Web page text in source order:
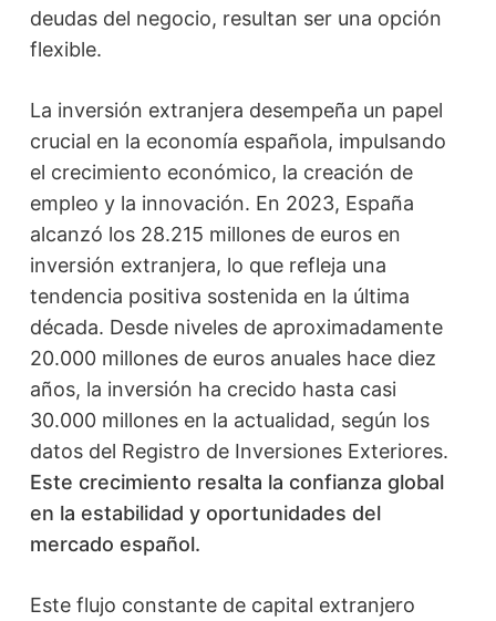
deudas del negocio, resultan ser una opción
flexible.
La inversión extranjera desempeña un papel
crucial en la economía española, impulsando
el crecimiento económico, la creación de
empleo y la innovación. En 2023, España
alcanzó los 28.215 millones de euros en
inversión extranjera, lo que refleja una
tendencia positiva sostenida en la última
década. Desde niveles de aproximadamente
20.000 millones de euros anuales hace diez
años, la inversión ha crecido hasta casi
30.000 millones en la actualidad, según los
datos del Registro de Inversiones Exteriores.
Este crecimiento resalta la confianza global
en la estabilidad y oportunidades del
mercado español.
Este flujo constante de capital extranjero